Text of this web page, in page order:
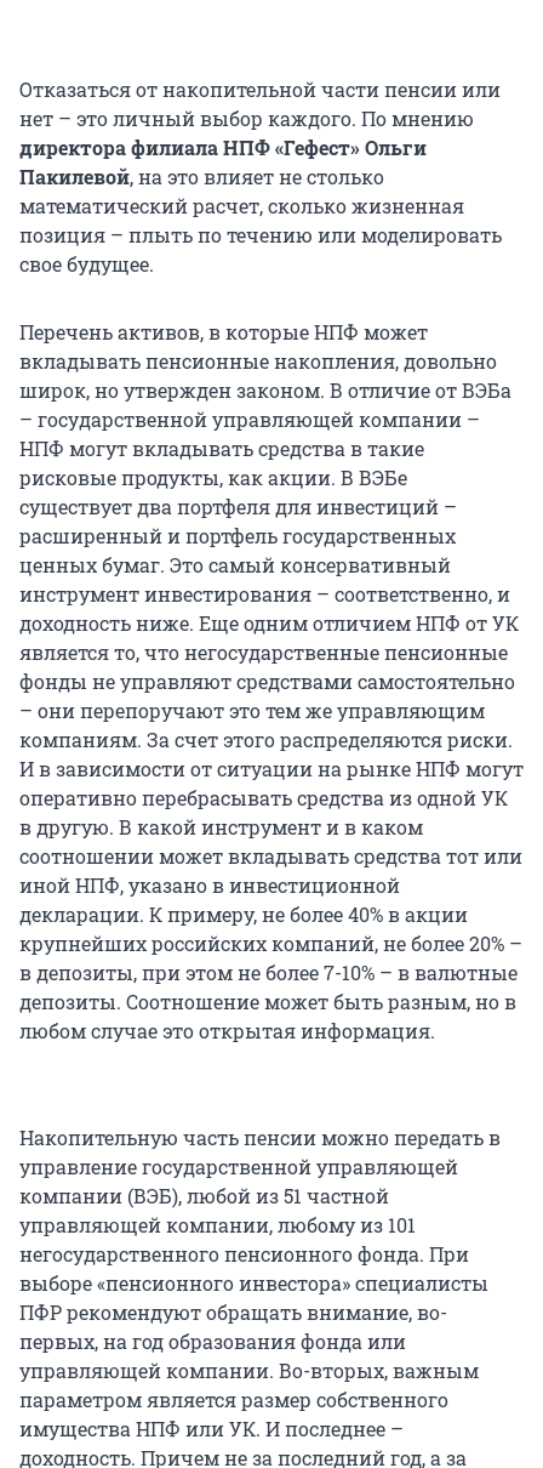
Отказаться от накопительной части пенсии или
нет – это личный выбор каждого. По мнению
директора филиала НПФ «Гефест» Ольги
Пакилевой, на это влияет не столько
математический расчет, сколько жизненная
позиция – плыть по течению или моделировать
свое будущее.
Перечень активов, в которые НПФ может
вкладывать пенсионные накопления, довольно
широк, но утвержден законом. В отличие от ВЭБа
– государственной управляющей компании –
НПФ могут вкладывать средства в такие
рисковые продукты, как акции. В ВЭБе
существует два портфеля для инвестиций –
расширенный и портфель государственных
ценных бумаг. Это самый консервативный
инструмент инвестирования – соответственно, и
доходность ниже. Еще одним отличием НПФ от УК
является то, что негосударственные пенсионные
фонды не управляют средствами самостоятельно
– они перепоручают это тем же управляющим
компаниям. За счет этого распределяются риски.
И в зависимости от ситуации на рынке НПФ могут
оперативно перебрасывать средства из одной УК
в другую. В какой инструмент и в каком
соотношении может вкладывать средства тот или
иной НПФ, указано в инвестиционной
декларации. К примеру, не более 40% в акции
крупнейших российских компаний, не более 20% –
в депозиты, при этом не более 7-10% – в валютные
депозиты. Соотношение может быть разным, но в
любом случае это открытая информация.
Накопительную часть пенсии можно передать в
управление государственной управляющей
компании (ВЭБ), любой из 51 частной
управляющей компании, любому из 101
негосударственного пенсионного фонда. При
выборе «пенсионного инвестора» специалисты
ПФР рекомендуют обращать внимание, во-
первых, на год образования фонда или
управляющей компании. Во-вторых, важным
параметром является размер собственного
имущества НПФ или УК. И последнее –
доходность. Причем не за последний год, а за